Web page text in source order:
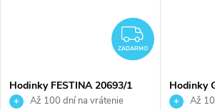
ZADARMO
ZADARMO
Hodinky FESTINA 20693/1
Až 100 dní na vrátenie
Hodinky
Až